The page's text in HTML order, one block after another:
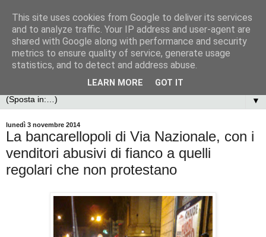
▼
lunedì 3 novembre 2014
La bancarellopoli di Via Nazionale, con i
venditori abusivi di fianco a quelli
regolari che non protestano
This site uses cookies from Google to deliver its services
and to analyze traffic. Your IP address and user-agent are
shared with Google along with performance and security
metrics to ensure quality of service, generate usage
statistics, and to detect and address abuse.
LEARN MORE GOT IT